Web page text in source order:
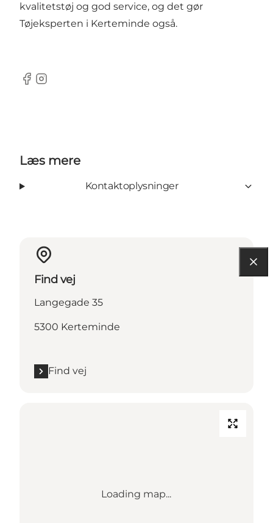
kvalitetstøj og god service, og det gør
Tøjeksperten i Kerteminde også.
Facebook
Instagram
Læs mere
Kontaktoplysninger
Find vej
Langegade 35
5300 Kerteminde
Find vej
Loading map...